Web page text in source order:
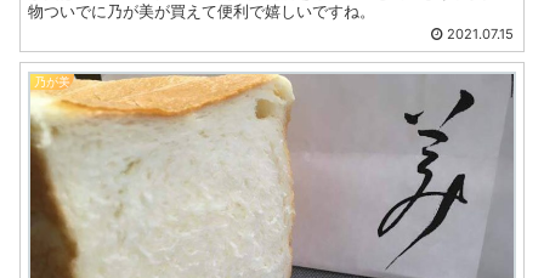
物ついでに乃が美が買えて便利で嬉しいですね。
2021.07.15
乃が美